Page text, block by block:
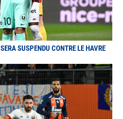
SUSPENDU CONTRE LE HAVRE